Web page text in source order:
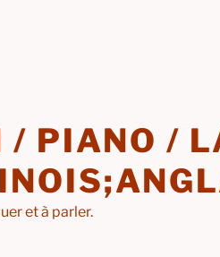
/ PIANO /
et à parler.